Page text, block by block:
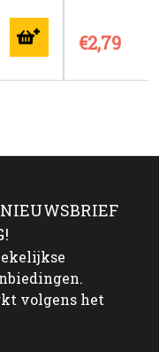
€2,79
volgens het